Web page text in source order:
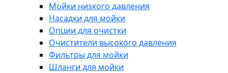
Мойки низкого давления
Насадки для мойки
Опции для очистки
Очистители высокого давления
Фильтры для мойки
Шланги для мойки